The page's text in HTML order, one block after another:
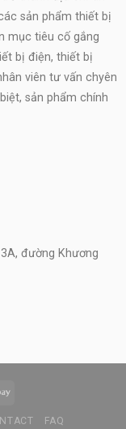
sản phẩm thiết bị
mục tiêu cố gắng
bị điện, thiết bị
viên tư vấn chyên
sản phẩm chính
đường Khương
FAQ